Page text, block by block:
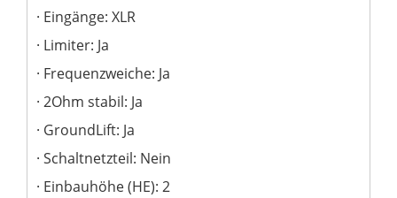
Eingänge: XLR
Limiter: Ja
Frequenzweiche: Ja
2Ohm stabil: Ja
GroundLift: Ja
Schaltnetzteil: Nein
Einbauhöhe (HE): 2